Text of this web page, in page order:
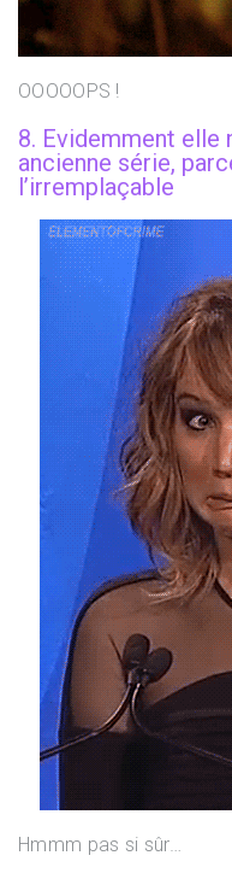
OOOOOPS !
8. Evidemment elle
ancienne série,
l’irremplaçable
Hmmm pas si sûr…